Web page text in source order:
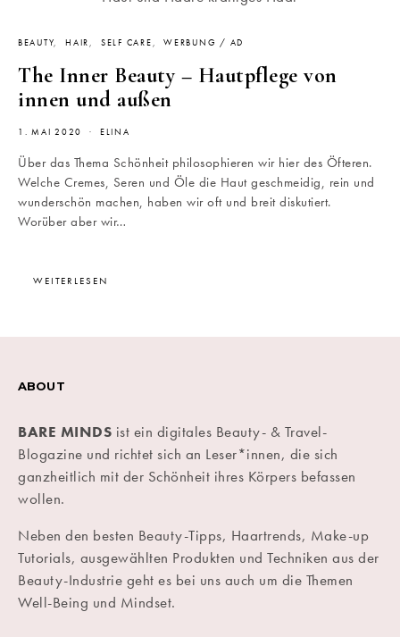
BEAUTY HAIR SELF CARE WERBUNG / AD
The Inner Beauty – Hautpflege von
innen und außen
1. MAI 2020 ELINA
Über das Thema Schönheit philosophieren wir hier des Öfteren.
Welche Cremes, Seren und Öle die Haut geschmeidig, rein und
wunderschön machen, haben wir oft und breit diskutiert.
Worüber aber wir…
WEITERLESEN
ABOUT
BARE MINDS ist ein digitales Beauty- & Travel-
Blogazine und richtet sich an Leser*innen, die sich
ganzheitlich mit der Schönheit ihres Körpers befassen
wollen.
Neben den besten Beauty-Tipps, Haartrends, Make-up
Tutorials, ausgewählten Produkten und Techniken aus der
Beauty-Industrie geht es bei uns auch um die Themen
Well-Being und Mindset.